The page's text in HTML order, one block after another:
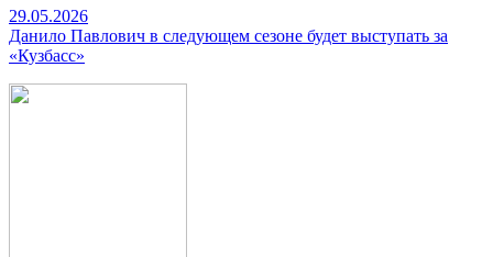
29.05.2026
Данило Павлович в следующем сезоне будет выступать за
«Кузбасс»